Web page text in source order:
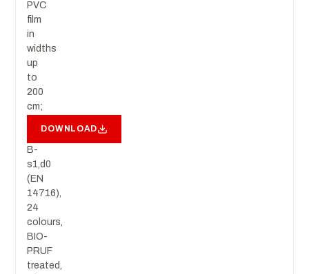
PVC
film
in
widths
up
to
200
cm;
B-
s1,d0
(EN
14716),
24
colours,
BIO-
PRUF
treated,
DOWNLOAD